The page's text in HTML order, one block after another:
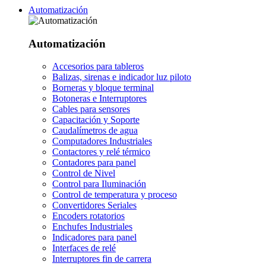
Automatización
Automatización
Accesorios para tableros
Balizas, sirenas e indicador luz piloto
Borneras y bloque terminal
Botoneras e Interruptores
Cables para sensores
Capacitación y Soporte
Caudalímetros de agua
Computadores Industriales
Contactores y relé térmico
Contadores para panel
Control de Nivel
Control para Iluminación
Control de temperatura y proceso
Convertidores Seriales
Encoders rotatorios
Enchufes Industriales
Indicadores para panel
Interfaces de relé
Interruptores fin de carrera